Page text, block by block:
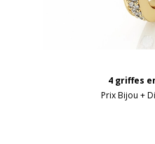
4 griffes
Prix Bijou +